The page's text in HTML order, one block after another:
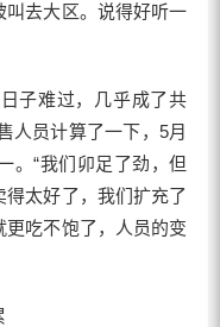
叫去大区。说得好听一
子难过，几乎成了共
人员计算了一下，5月
。“我们卯足了劲，但
太好了，我们扩充了
吃不饱了，人员的变